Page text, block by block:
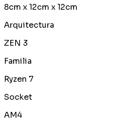
8cm x 12cm x 12cm
Arquitectura
ZEN 3
Familia
Ryzen 7
Socket
AM4